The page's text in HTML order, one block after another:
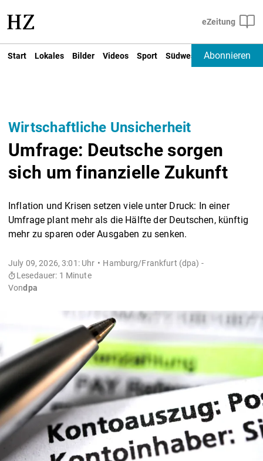
Start Lokales Bilder Videos Sport Südwest Deutschland
Abonnieren
Wirtschaftliche Unsicherheit
Umfrage: Deutsche sorgen
sich um finanzielle Zukunft
Inflation und Krisen setzen viele unter Druck: In einer
Umfrage plant mehr als die Hälfte der Deutschen, künftig
mehr zu sparen oder Ausgaben zu senken.
July 09, 2026, 3:01: Uhr
Hamburg/Frankfurt (dpa) -
Lesedauer: 1 Minute
Vondpa